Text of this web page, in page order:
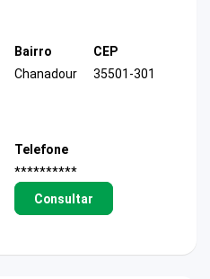
Bairro
Chanadour
CEP
35501-301
Telefone
**********
Consultar